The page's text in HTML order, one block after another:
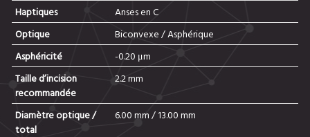
Haptiques
Anses en C
Optique
Biconvexe / Asphérique
Asphéricité
-0.20 μm
Taille d’incision
recommandée
2.2 mm
Diamètre optique /
total
6.00 mm / 13.00 mm